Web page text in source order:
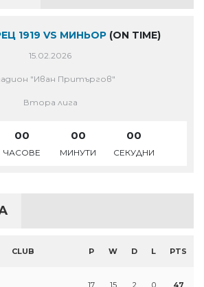
1919 VS МИНЬОР (ON TIME)
15.02.2026
"Иван Притъргов"
Втора лига
00
ЧАСОВЕ
00
МИНУТИ
00
СЕКУДНИ
CLUB P W D L PTS